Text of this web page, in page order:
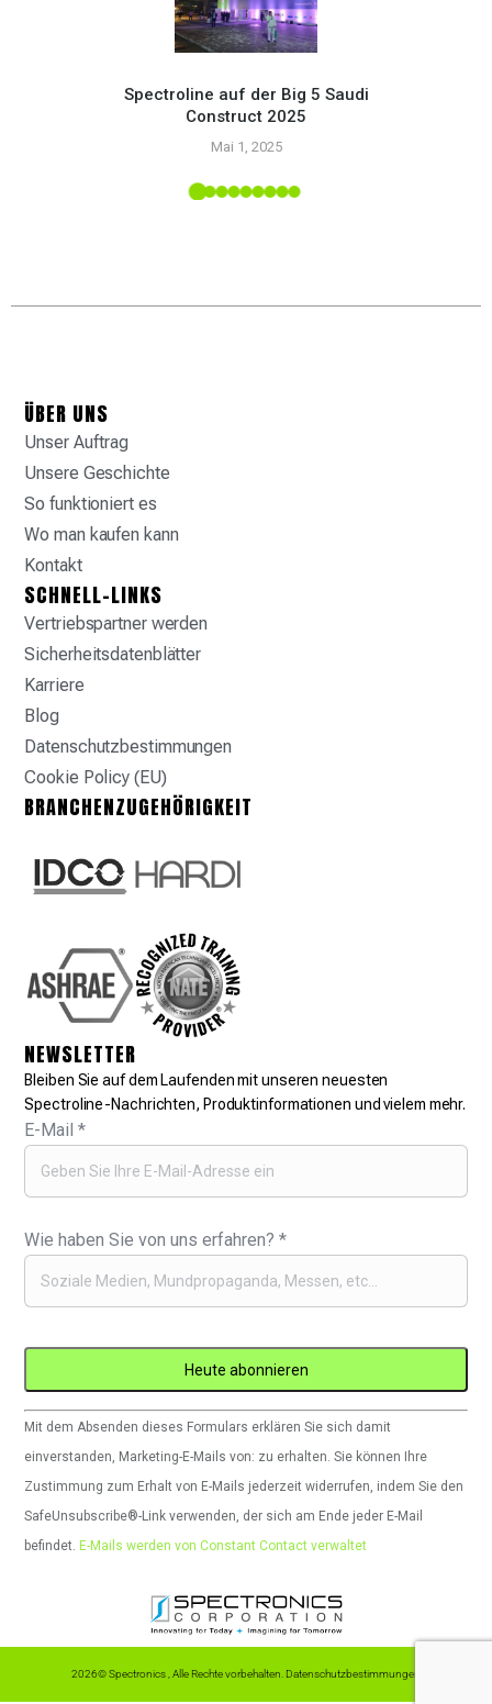
Spectroline auf der Big 5 Saudi
Construct 2025
Mai 1, 2025
ÜBER UNS
Unser Auftrag
Unsere Geschichte
So funktioniert es
Wo man kaufen kann
Kontakt
SCHNELL-LINKS
Vertriebspartner werden
Sicherheitsdatenblätter
Karriere
Blog
Datenschutzbestimmungen
Cookie Policy (EU)
BRANCHENZUGEHÖRIGKEIT
NEWSLETTER
Bleiben Sie auf dem Laufenden mit unseren neuesten
Spectroline-Nachrichten, Produktinformationen und vielem mehr.
E-Mail*
Wie haben Sie von uns erfahren?*
Constant
Contact
verwenden.
Bitte
lassen
leer.
Mit dem Absenden dieses Formulars erklären Sie sich damit
einverstanden, Marketing-E-Mails von: zu erhalten. Sie können Ihre
Zustimmung zum Erhalt von E-Mails jederzeit widerrufen, indem Sie den
SafeUnsubscribe®-Link verwenden, der sich am Ende jeder E-Mail
befindet. E-Mails werden von Constant Contact verwaltet
2026© Spectronics , Alle Rechte vorbehalten. Datenschutzbestimmungen